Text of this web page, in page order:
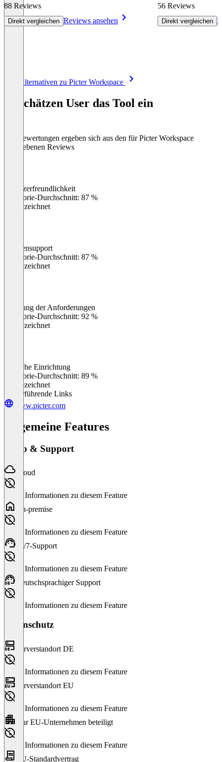
88 Reviews
Direkt vergleichen Reviews ansehen
56 Reviews
Direkt vergleichen
Alle Alternativen zu Picter Workspace
So schätzen User das Tool ein
Die Bewertungen ergeben sich aus den für Picter Workspace
abgegebenen Reviews
Benutzerfreundlichkeit
Kategorie-Durchschnitt: 87 %
Ausgezeichnet
Kundensupport
Kategorie-Durchschnitt: 87 %
Ausgezeichnet
Erfüllung der Anforderungen
Kategorie-Durchschnitt: 92 %
Ausgezeichnet
Einfache Einrichtung
Kategorie-Durchschnitt: 89 %
Ausgezeichnet
Weiterführende Links
www.picter.com
Allgemeine Features
Setup & Support
Cloud
Keine Informationen zu diesem Feature
On-premise
Keine Informationen zu diesem Feature
24/7-Support
Keine Informationen zu diesem Feature
Deutschsprachiger Support
Keine Informationen zu diesem Feature
Datenschutz
Serverstandort DE
Keine Informationen zu diesem Feature
Serverstandort EU
Keine Informationen zu diesem Feature
Nur EU-Unternehmen beteiligt
Keine Informationen zu diesem Feature
EU-Standardvertrag